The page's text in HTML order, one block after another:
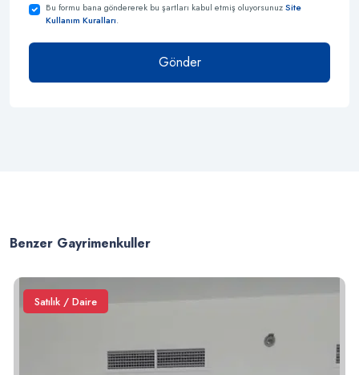
Bu formu bana göndererek bu şartları kabul etmiş oluyorsunuzSite
Kullanım Kuralları.
Gönder
Benzer Gayrimenkuller
Satılık / Daire